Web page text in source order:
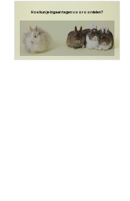
Hoe kun je ingaan tegen vooroordelen?